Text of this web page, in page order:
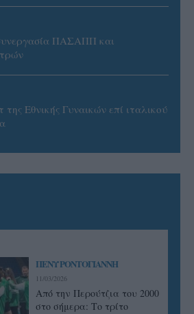
ΠΑΣΑΠΠ και
Εθνικής Γυναικών επί ιταλικού
ΠΕΝΥ ΡΟΝΤΟΓΙΑΝΝΗ
11/03/2026
Από την Περούτζια του 2000
στο σήμερα: Tο τρίτο